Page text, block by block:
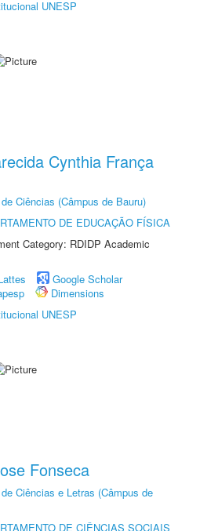
UNESP
Cynthia França
Ciências (Câmpus de Bauru)
DE EDUCAÇÃO FÍSICA
Category: RDIDP Academic
Google Scholar
Dimensions
UNESP
Fonseca
Ciências e Letras (Câmpus de
DE CIÊNCIAS SOCIAIS